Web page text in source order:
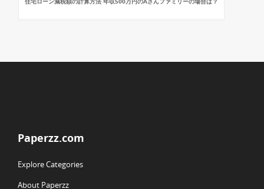
Paperzz.com
Explore Categories
About Paperzz